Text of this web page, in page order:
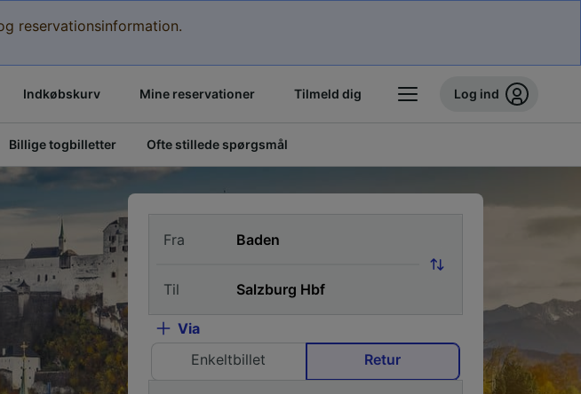
reservationsinformation.
Indkøbskurv Mine reservationer Tilmeld dig Log ind
Billige togbilletter Ofte stillede spørgsmål
Fra
Til
Via
Enkeltbillet
Retur